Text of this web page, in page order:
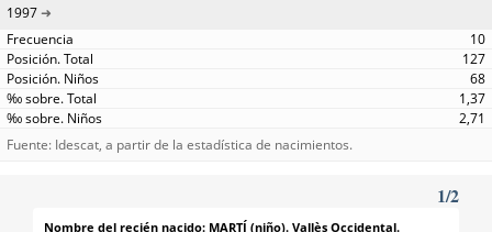
1997
10
127
68
1,37
2,71
Fuente: Idescat, a partir de la estadística de nacimientos.